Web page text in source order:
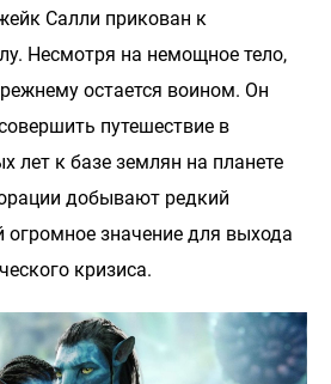
Салли прикован к
Несмотря на немощное тело,
остается воином. Он
путешествие в
лет к базе землян на планете
добывают редкий
значение для выхода
кризиса.